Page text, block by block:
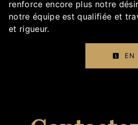
renforce encore plus notre
notre équipe est qualifiée et
et rigueur.
EN